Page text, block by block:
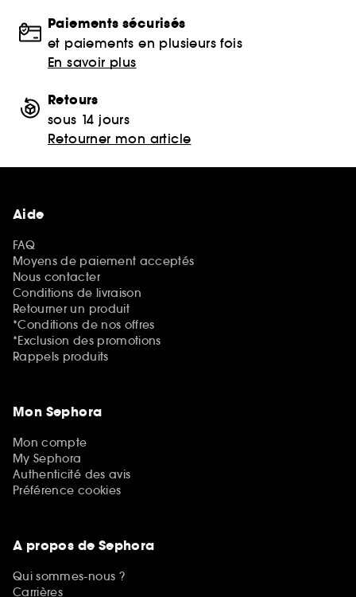
Paiements sécurisés
et paiements en plusieurs fois
En savoir plus
Retours
sous 14 jours
Retourner mon article
Aide
FAQ
Moyens de paiement acceptés
Nous contacter
Conditions de livraison
Retourner un produit
*Conditions de nos offres
*Exclusion des promotions
Rappels produits
Mon Sephora
Mon compte
My Sephora
Authenticité des avis
Préférence cookies
A propos de Sephora
Qui sommes-nous ?
Carrières